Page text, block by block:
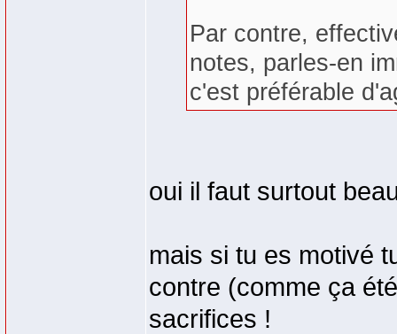
Par contre,
notes, parles-en
c'est préférable
oui il faut surtout
mais si tu es motivé
contre (comme ça
sacrifices !